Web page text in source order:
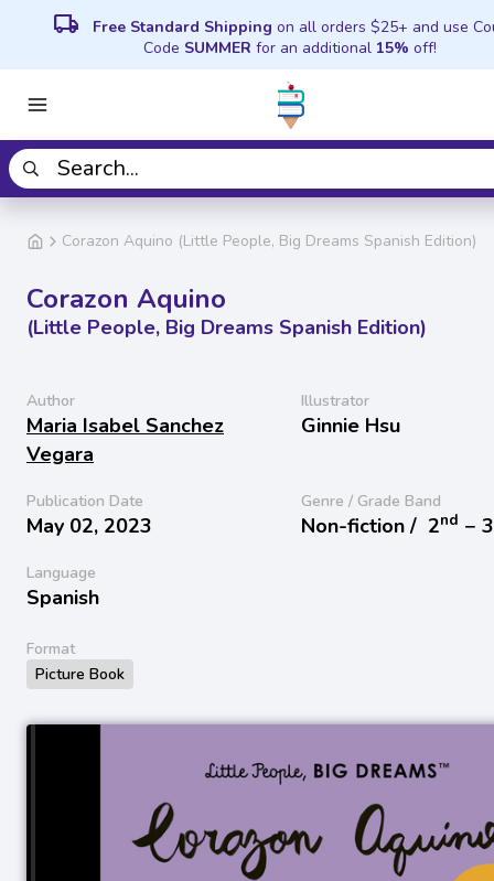
local_shipping Free Standard Shipping on all orders $25+ and use
Code SUMMER for an additional 15% off!
Corazon Aquino (Little People, Big Dreams Spanish Edition)
Corazon Aquino
(Little People, Big Dreams Spanish Edition)
Author
Maria Isabel Sanchez
Vegara
Illustrator
Ginnie Hsu
Publication Date
May 02, 2023
Genre / Grade Band
Non-fiction / 2nd − 3
Language
Spanish
Format
Picture Book